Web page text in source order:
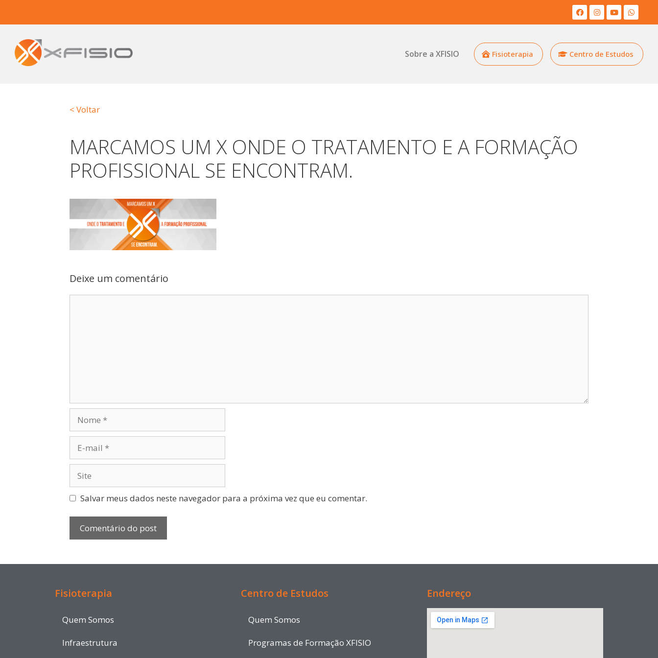
Sobre a XFISIO Fisioterapia Centro de Estudos
< Voltar
MARCAMOS UM X ONDE O TRATAMENTO E A FORMAÇÃO
PROFISSIONAL SE ENCONTRAM.
Deixe um comentário
Salvar meus dados neste navegador para a próxima vez que eu comentar.
Fisioterapia
Quem Somos
Infraestrutura
Centro de Estudos
Quem Somos
Programas de Formação XFISIO
Endereço